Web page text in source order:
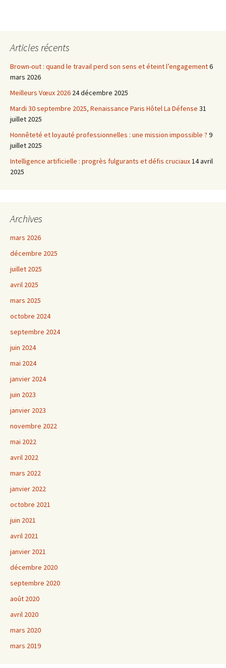
Articles récents
Brown-out : quand le travail perd son sens et éteint l’engagement6
mars 2026
Meilleurs Vœux 2026 24 décembre 2025
Mardi 30 septembre 2025, Renaissance Paris Hôtel La Défense 31
juillet 2025
Honnêteté et loyauté professionnelles : une mission impossible ? 9
juillet 2025
Intelligence artificielle : progrès fulgurants et défis cruciaux14 avril
2025
Archives
mars 2026
décembre 2025
juillet 2025
avril 2025
mars 2025
octobre 2024
septembre 2024
juin 2024
mai 2024
janvier 2024
juin 2023
janvier 2023
novembre 2022
mai 2022
avril 2022
mars 2022
janvier 2022
octobre 2021
juin 2021
avril 2021
janvier 2021
décembre 2020
septembre 2020
août 2020
avril 2020
mars 2020
mars 2019